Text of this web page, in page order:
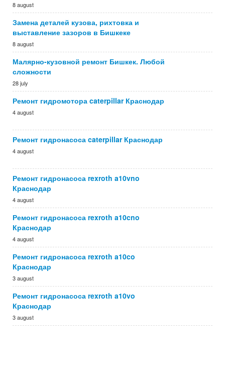
8 august
Замена деталей кузова, рихтовка и
выставление зазоров в Бишкеке
8 august
Малярно-кузовной ремонт Бишкек. Любой
сложности
28 july
Ремонт гидромотора caterpillar Краснодар
4 august
Ремонт гидронасоса caterpillar Краснодар
4 august
Ремонт гидронасоса rexroth a10vno
Краснодар
4 august
Ремонт гидронасоса rexroth a10cno
Краснодар
4 august
Ремонт гидронасоса rexroth a10co
Краснодар
3 august
Ремонт гидронасоса rexroth a10vo
Краснодар
3 august